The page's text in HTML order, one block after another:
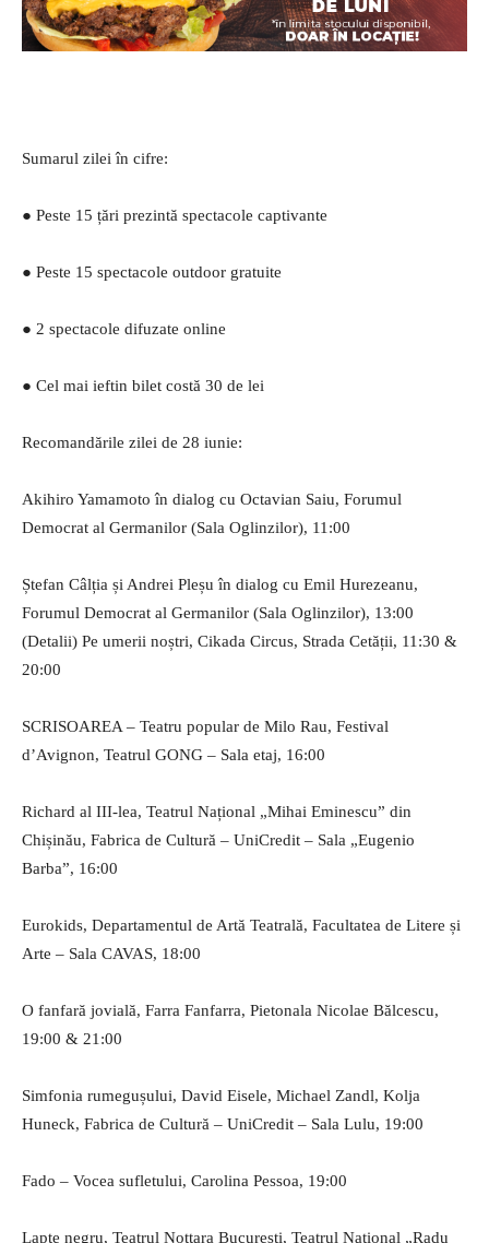
Sumarul zilei în cifre:
● Peste 15 țări prezintă spectacole captivante
● Peste 15 spectacole outdoor gratuite
● 2 spectacole difuzate online
● Cel mai ieftin bilet costă 30 de lei
Recomandările zilei de 28 iunie:
Akihiro Yamamoto în dialog cu Octavian Saiu, Forumul
Democrat al Germanilor (Sala Oglinzilor), 11:00
Ștefan Câlția și Andrei Pleșu în dialog cu Emil Hurezeanu,
Forumul Democrat al Germanilor (Sala Oglinzilor), 13:00
(Detalii) Pe umerii noștri, Cikada Circus, Strada Cetății, 11:30 &
20:00
SCRISOAREA – Teatru popular de Milo Rau, Festival
d’Avignon, Teatrul GONG – Sala etaj, 16:00
Richard al III-lea, Teatrul Național „Mihai Eminescu” din
Chișinău, Fabrica de Cultură – UniCredit – Sala „Eugenio
Barba”, 16:00
Eurokids, Departamentul de Artă Teatrală, Facultatea de Litere și
Arte – Sala CAVAS, 18:00
O fanfară jovială, Farra Fanfarra, Pietonala Nicolae Bălcescu,
19:00 & 21:00
Simfonia rumegușului, David Eisele, Michael Zandl, Kolja
Huneck, Fabrica de Cultură – UniCredit – Sala Lulu, 19:00
Fado – Vocea sufletului, Carolina Pessoa, 19:00
Lapte negru, Teatrul Nottara București, Teatrul Național „Radu